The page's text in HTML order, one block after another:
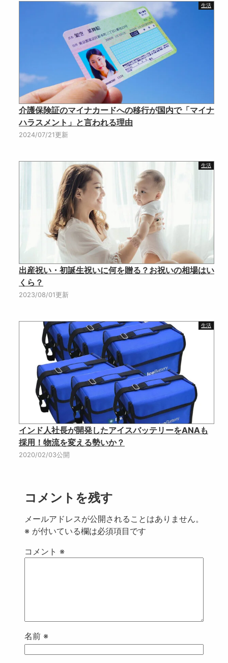
生活
介護保険証のマイナカードへの移行が国内で「マイナ
ハラスメント」と言われる理由
2024/07/21更新
生活
出産祝い・初誕生祝いに何を贈る？お祝いの相場はい
くら？
2023/08/01更新
生活
インド人社長が開発したアイスバッテリーをANAも
採用！物流を変える勢いか？
2020/02/03公開
コメントを残す
メールアドレスが公開されることはありません。
※ が付いている欄は必須項目です
コメント ※
名前 ※